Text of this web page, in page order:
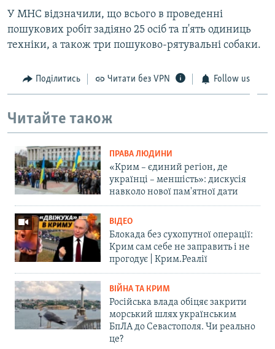
У МНС відзначили, що всього в проведенні
пошукових робіт задіяно 25 осіб та п'ять одиниць
техніки, а також три пошуково-рятувальні собаки.
Поділитись Читати без VPN Follow us
Читайте також
ПРАВА ЛЮДИНИ
«Крим – єдиний регіон, де
українці – меншість»: дискусія
навколо нової пам'ятної дати
ВІДЕО
Блокада без сухопутної операції:
Крим сам себе не заправить і не
прогодує | Крим.Реалії
ВІЙНА ТА КРИМ
Російська влада обіцяє закрити
морський шлях українським
БпЛА до Севастополя. Чи реально
це?